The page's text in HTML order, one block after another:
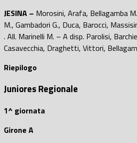
JESINA – Morosini, Arafa, Bellagamba
M., Gambadori G., Duca, Barocci,
. All. Marinelli M. – A disp. Parolisi,
Casavecchia, Draghetti, Vittori,
Riepilogo
Juniores Regionale
1^ giornata
Girone A